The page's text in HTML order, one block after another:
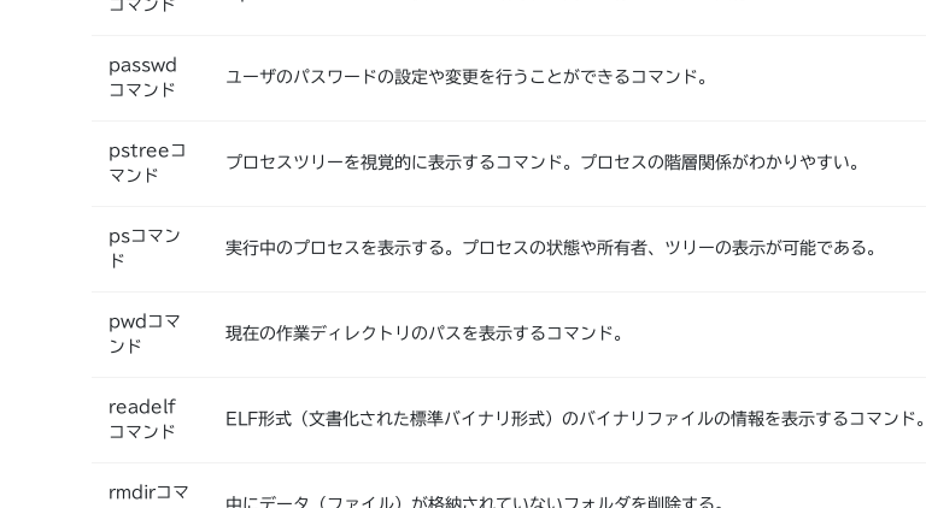
コマンド
passwd
コマンド
ユーザのパスワードの設定や変更を行うことができるコマンド。
pstreeコ
マンド
プロセスツリーを視覚的に表示するコマンド。プロセスの階層関係がわかりやすい。
psコマン
ド
実行中のプロセスを表示する。プロセスの状態や所有者、ツリーの表示が可能である。
pwdコマ
ンド
現在の作業ディレクトリのパスを表示するコマンド。
readelf
コマンド
ELF形式（文書化された標準バイナリ形式）のバイナリファイルの情報を表示するコマンド。
rmdirコマ
中にデータ（ファイル）が格納されていないフォルダを削除する。